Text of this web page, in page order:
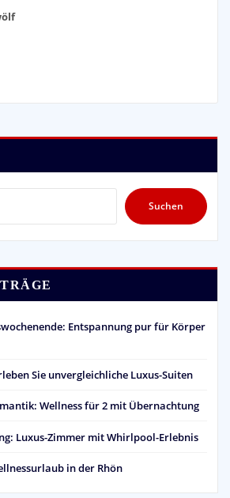
Suchen
Entspannung pur für Körper
Sie unvergleichliche Luxus-Suiten
Wellness für 2 mit Übernachtung
Luxus-Zimmer mit Whirlpool-Erlebnis
in der Rhön